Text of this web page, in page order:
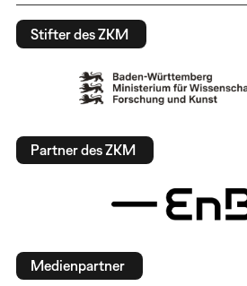
Stifter des ZKM
Partner des ZKM
Medienpartner